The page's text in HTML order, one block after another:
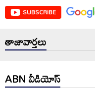
SUBSCRIBE
తాజావార్తలు
ABN వీడియోస్